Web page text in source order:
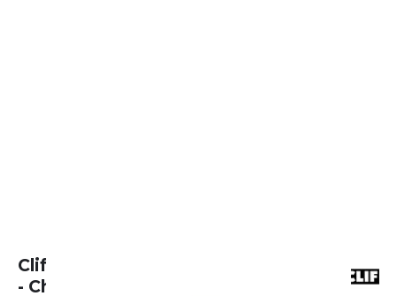
Clif Bar Nut Butter Energie Riegel
- Chocolate Peanut Butter (12 x 50